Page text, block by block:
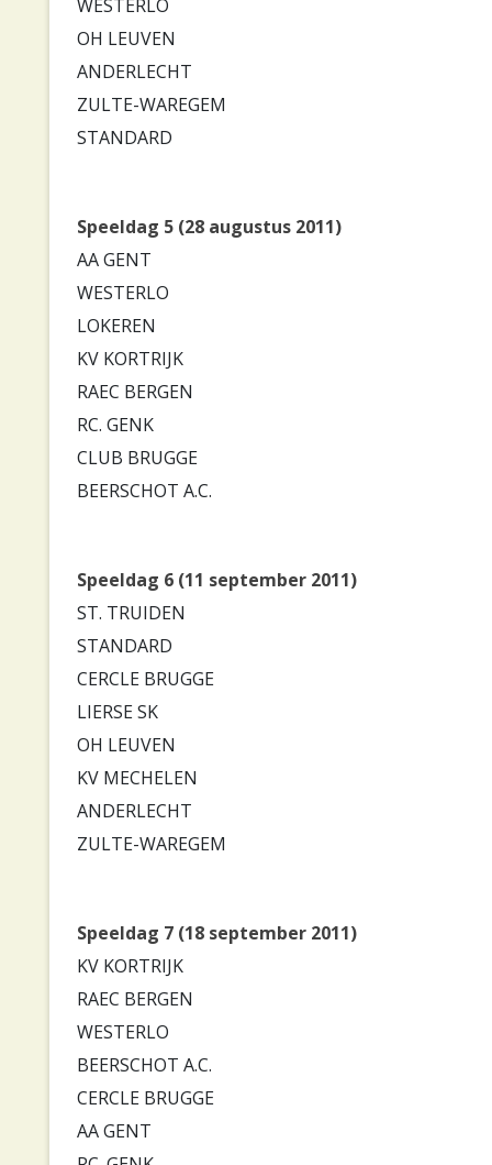
WESTERLO
OH LEUVEN
ANDERLECHT
ZULTE-WAREGEM
STANDARD
Speeldag 5 (28 augustus 2011)
AA GENT
WESTERLO
LOKEREN
KV KORTRIJK
RAEC BERGEN
RC. GENK
CLUB BRUGGE
BEERSCHOT A.C.
Speeldag 6 (11 september 2011)
ST. TRUIDEN
STANDARD
CERCLE BRUGGE
LIERSE SK
OH LEUVEN
KV MECHELEN
ANDERLECHT
ZULTE-WAREGEM
Speeldag 7 (18 september 2011)
KV KORTRIJK
RAEC BERGEN
WESTERLO
BEERSCHOT A.C.
CERCLE BRUGGE
AA GENT